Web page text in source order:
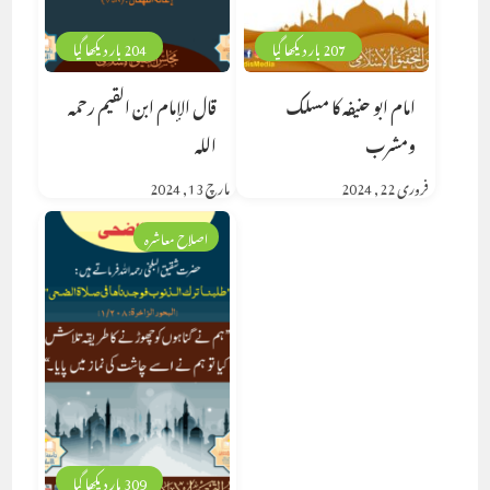
204 بار دیکھا گیا
قال الإمام ابن القيم رحمه
الله
مارچ 13, 2024
207 بار دیکھا گیا
امام ابو حنیفہ کا مسلک
ومشرب
فروری 22, 2024
309 بار دیکھا گیا
اصلاح معاشرہ